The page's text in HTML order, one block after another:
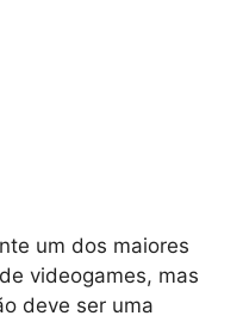
um dos maiores
videogames, mas
deve ser uma